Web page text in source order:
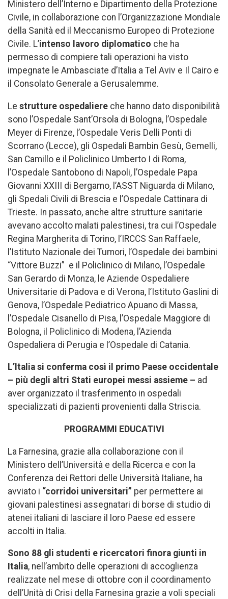
Ministero dell’Interno e Dipartimento della Protezione
Civile, in collaborazione con l’Organizzazione Mondiale
della Sanità ed il Meccanismo Europeo di Protezione
Civile. L’intenso lavoro diplomatico che ha
permesso di compiere tali operazioni ha visto
impegnate le Ambasciate d’Italia a Tel Aviv e Il Cairo e
il Consolato Generale a Gerusalemme.
Le strutture ospedaliere che hanno dato disponibilità
sono l’Ospedale Sant’Orsola di Bologna, l’Ospedale
Meyer di Firenze, l’Ospedale Veris Delli Ponti di
Scorrano (Lecce), gli Ospedali Bambin Gesù, Gemelli,
San Camillo e il Policlinico Umberto I di Roma,
l’Ospedale Santobono di Napoli, l’Ospedale Papa
Giovanni XXIII di Bergamo, l’ASST Niguarda di Milano,
gli Spedali Civili di Brescia e l’Ospedale Cattinara di
Trieste. In passato, anche altre strutture sanitarie
avevano accolto malati palestinesi, tra cui l’Ospedale
Regina Margherita di Torino, l’IRCCS San Raffaele,
l’Istituto Nazionale dei Tumori, l’Ospedale dei bambini
“Vittore Buzzi” e il Policlinico di Milano, l’Ospedale
San Gerardo di Monza, le Aziende Ospedaliere
Universitarie di Padova e di Verona, l’Istituto Gaslini di
Genova, l’Ospedale Pediatrico Apuano di Massa,
l’Ospedale Cisanello di Pisa, l’Ospedale Maggiore di
Bologna, il Policlinico di Modena, l’Azienda
Ospedaliera di Perugia e l’Ospedale di Catania.
L’Italia si conferma così il primo Paese occidentale
– più degli altri Stati europei messi assieme – ad
aver organizzato il trasferimento in ospedali
specializzati di pazienti provenienti dalla Striscia.
PROGRAMMI EDUCATIVI
La Farnesina, grazie alla collaborazione con il
Ministero dell’Università e della Ricerca e con la
Conferenza dei Rettori delle Università Italiane, ha
avviato i “corridoi universitari” per permettere ai
giovani palestinesi assegnatari di borse di studio di
atenei italiani di lasciare il loro Paese ed essere
accolti in Italia.
Sono 88 gli studenti e ricercatori finora giunti in
Italia, nell’ambito delle operazioni di accoglienza
realizzate nel mese di ottobre con il coordinamento
dell’Unità di Crisi della Farnesina grazie a voli speciali